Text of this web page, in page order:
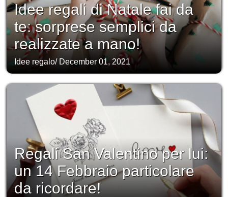
Idee regali di Natale fai da
te: sorprese semplici da
realizzate a mano!
Idee regalo/ December 01, 2021
Regali San Valentino per lui:
un 14 Febbraio particolare
da ricordare!